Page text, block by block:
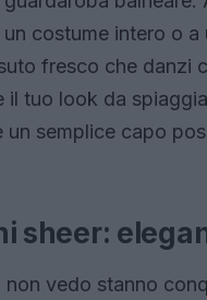
costume intero o
fresco che danzi
il tuo look da
un semplice capo
sheer:
vedo stanno